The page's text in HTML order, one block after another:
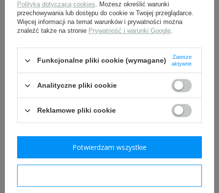
Polityką dotyczącą cookies. Możesz określić warunki
przechowywania lub dostępu do cookie w Twojej przeglądarce.
Więcej informacji na temat warunków i prywatności można
znaleźć także na stronie Prywatność i warunki Google.
Funkcjonalne pliki cookie (wymagane)
Zawsze
aktywne
Analityczne pliki cookie
Reklamowe pliki cookie
Potwierdzam wszystkie